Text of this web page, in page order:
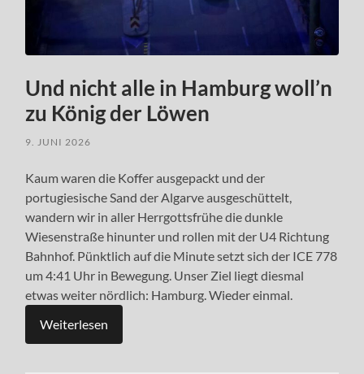
Und nicht alle in Hamburg woll’n
zu König der Löwen
9. JUNI 2026
Kaum waren die Koffer ausgepackt und der
portugiesische Sand der Algarve ausgeschüttelt,
wandern wir in aller Herrgottsfrühe die dunkle
Wiesenstraße hinunter und rollen mit der U4 Richtung
Bahnhof. Pünktlich auf die Minute setzt sich der ICE 778
um 4:41 Uhr in Bewegung. Unser Ziel liegt diesmal
etwas weiter nördlich: Hamburg. Wieder einmal.
Weiterlesen